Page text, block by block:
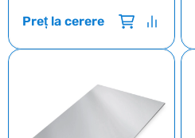
Preț la cerere